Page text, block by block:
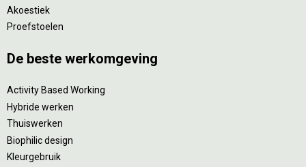
Akoestiek
Proefstoelen
De beste werkomgeving
Activity Based Working
Hybride werken
Thuiswerken
Biophilic design
Kleurgebruik